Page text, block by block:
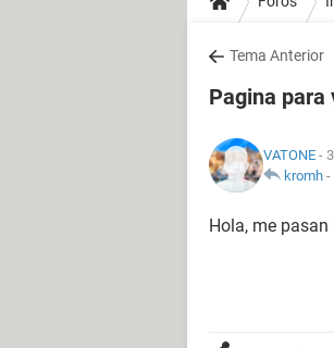
Tema Anterior
Pagina
VATONE -
kromh -
Hola, me